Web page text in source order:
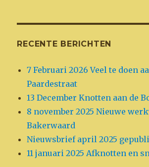
RECENTE BERICHTEN
7 Februari 2026 Veel te doen
Paardestraat
13 December Knotten aan de
8 november 2025 Nieuwe
Bakerwaard
Nieuwsbrief april 2025
11 januari 2025 Afknotten en